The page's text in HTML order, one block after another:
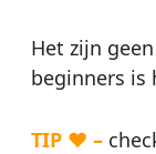
Het zijn
beginners is
TIP ♥ –